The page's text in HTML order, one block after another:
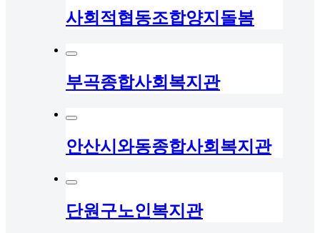
사회적협동조합양지돌봄
부곡종합사회복지관
안산시와동종합사회복지관
단원구노인복지관